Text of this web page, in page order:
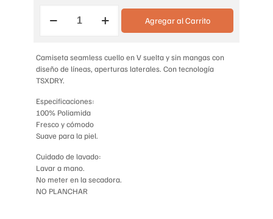
SIN
cantidad
Agregar al Carrito
Camiseta seamless cuello en V suelta y sin mangas con
diseño de líneas, aperturas laterales. Con tecnología
TSXDRY.
Especificaciones:
100% Poliamida
Fresco y cómodo
Suave para la piel.
Cuidado de lavado:
Lavar a mano.
No meter en la secadora.
NO PLANCHAR